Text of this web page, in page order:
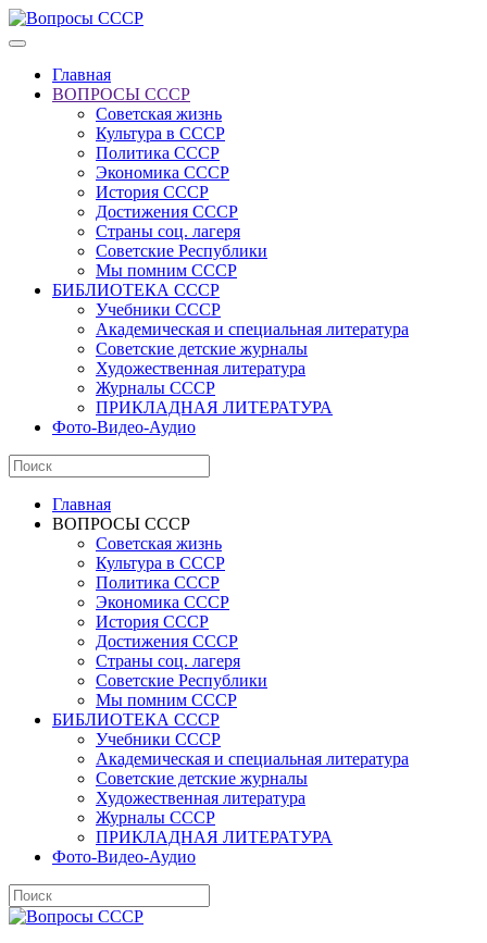
Главная
ВОПРОСЫ СССР
Советская жизнь
Культура в СССР
Политика СССР
Экономика СССР
История СССР
Достижения СССР
Страны соц. лагеря
Советские Республики
Мы помним СССР
БИБЛИОТЕКА СССР
Учебники СССР
Академическая и специальная литература
Советские детские журналы
Художественная литература
Журналы СССР
ПРИКЛАДНАЯ ЛИТЕРАТУРА
Фото-Видео-Аудио
Главная
ВОПРОСЫ СССР
Советская жизнь
Культура в СССР
Политика СССР
Экономика СССР
История СССР
Достижения СССР
Страны соц. лагеря
Советские Республики
Мы помним СССР
БИБЛИОТЕКА СССР
Учебники СССР
Академическая и специальная литература
Советские детские журналы
Художественная литература
Журналы СССР
ПРИКЛАДНАЯ ЛИТЕРАТУРА
Фото-Видео-Аудио